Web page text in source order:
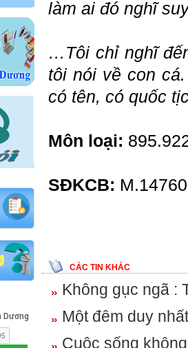
làm ai đó nghĩ
…Tôi chỉ nghĩ
tôi nói về con
có tên, có quốc
Môn loại:
SĐKCB:
CÁC TIN KHÁC
Không gục ngã :
Một đêm duy
Cuộc sống